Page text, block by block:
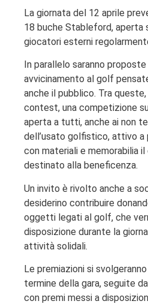
La giornata del 12 aprile
18 buche Stableford, aperta
giocatori esterni
In parallelo saranno
avvicinamento al golf
anche il pubblico. Tra
contest, una competizione
aperta a tutti, anche ai non
dell’usato golfistico, attivo a
con materiali e memorabilia
destinato alla beneficenza.
Un invito è rivolto anche a
desiderino contribuire
oggetti legati al golf, che
disposizione durante la
attività solidali.
Le premiazioni si
termine della gara, seguite
con premi messi a